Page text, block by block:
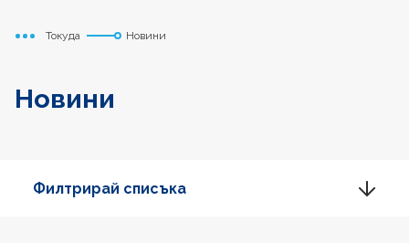
Начало
Токуда Новини
Новини
Филтрирай списъка